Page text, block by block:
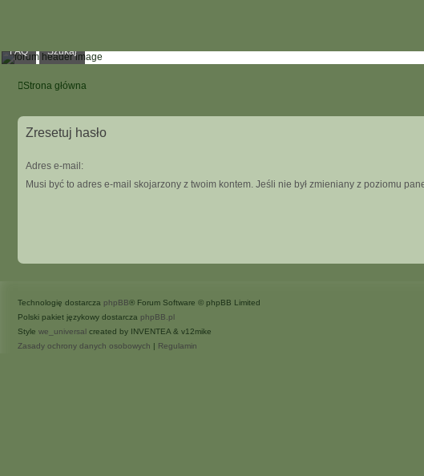
FAQ Szukaj
Strona główna
Zresetuj hasło
Adres e-mail:
Musi być to adres e-mail skojarzony z twoim kontem. Jeśli nie był zmieniany z poziomu
Technologię dostarcza phpBB® Forum Software © phpBB Limited
Polski pakiet językowy dostarcza phpBB.pl
Style we_universal created by INVENTEA & v12mike
Zasady ochrony danych osobowych | Regulamin